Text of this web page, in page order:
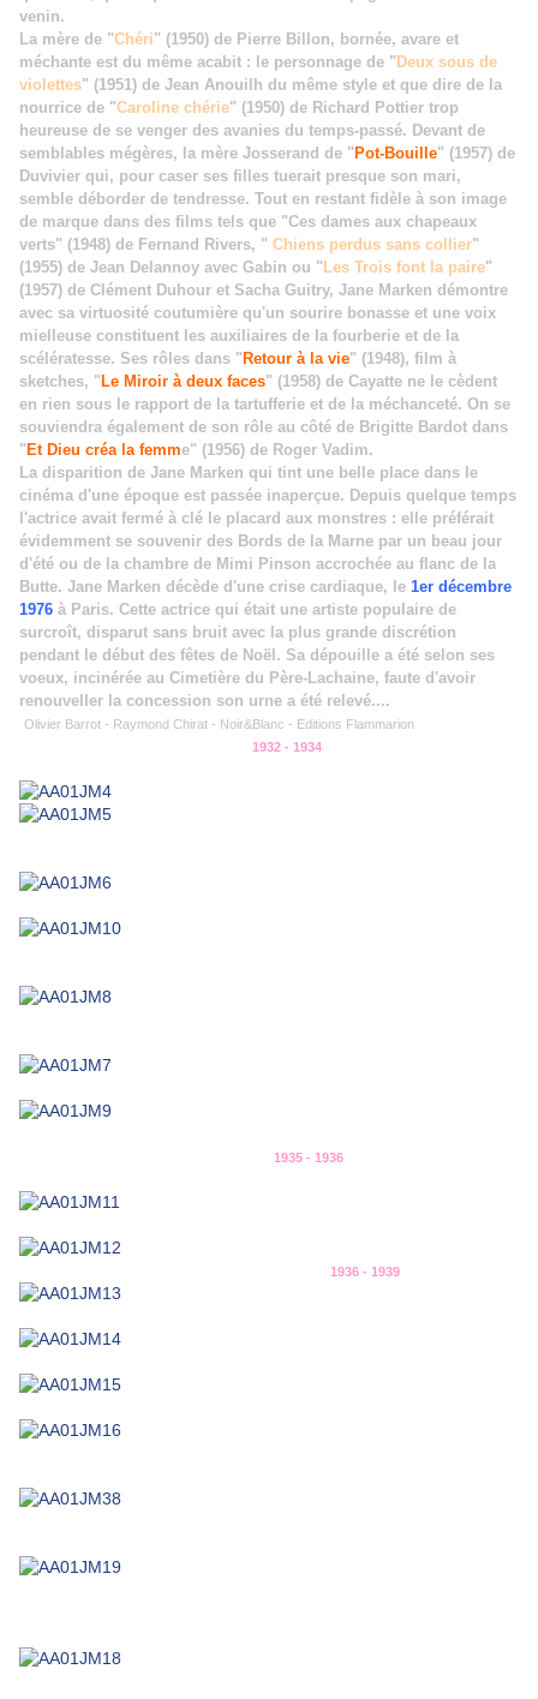
venin.
La mère de "Chéri" (1950) de Pierre Billon, bornée, avare et
méchante est du même acabit : le personnage de " Deux sous de
violettes" (1951) de Jean Anouilh du même style et que dire de la
nourrice de "Caroline chérie" (1950) de Richard Pottier trop
heureuse de se venger des avanies du temps-passé. Devant de
semblables mégères, la mère Josserand de " Pot-Bouille" (1957) de
Duvivier qui, pour caser ses filles tuerait presque son mari,
semble déborder de tendresse. Tout en restant fidèle à son image
de marque dans des films tels que "Ces dames aux chapeaux
verts" (1948) de Fernand Rivers, " Chiens perdus sans collier"
(1955) de Jean Delannoy avec Gabin ou " Les Trois font la paire"
(1957) de Clément Duhour et Sacha Guitry, Jane Marken démontre
avec sa virtuosité coutumière qu'un sourire bonasse et une voix
mielleuse constituent les auxiliaires de la fourberie et de la
scélératesse. Ses rôles dans " Retour à la vie" (1948), film à
sketches, " Le Miroir à deux faces" (1958) de Cayatte ne le cèdent
en rien sous le rapport de la tartufferie et de la méchanceté. On se
souviendra également de son rôle au côté de Brigitte Bardot dans
" Et Dieu créa la femme" (1956) de Roger Vadim.
La disparition de Jane Marken qui tint une belle place dans le
cinéma d'une époque est passée inaperçue. Depuis quelque temps
l'actrice avait fermé à clé le placard aux monstres : elle préférait
évidemment se souvenir des Bords de la Marne par un beau jour
d'été ou de la chambre de Mimi Pinson accrochée au flanc de la
Butte. Jane Marken décède d'une crise cardiaque, le 1er décembre
1976 à Paris. Cette actrice qui était une artiste populaire de
surcroît, disparut sans bruit avec la plus grande discrétion
pendant le début des fêtes de Noël. Sa dépouille a été selon ses
voeux, incinérée au Cimetière du Père-Lachaine, faute d'avoir
renouveller la concession son urne a été relevé....
Olivier Barrot - Raymond Chirat - Noir&Blanc - Editions Flammarion
1932 - 1934
1935 - 1936
1936 - 1939